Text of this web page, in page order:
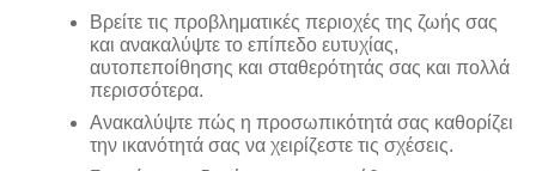
Βρείτε τις προβληματικές περιοχές της ζωής σας
και ανακαλύψτε το επίπεδο ευτυχίας,
αυτοπεποίθησης και σταθερότητάς σας και πολλά
περισσότερα.
Ανακαλύψτε πώς η προσωπικότητά σας καθορίζει
την ικανότητά σας να χειρίζεστε τις σχέσεις.